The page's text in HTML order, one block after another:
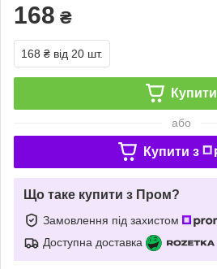
168 ₴
168 ₴ від 20 шт.
Купити
або
Купити з
Що таке купити з Пром?
Замовлення під захистом
Доступна доставка